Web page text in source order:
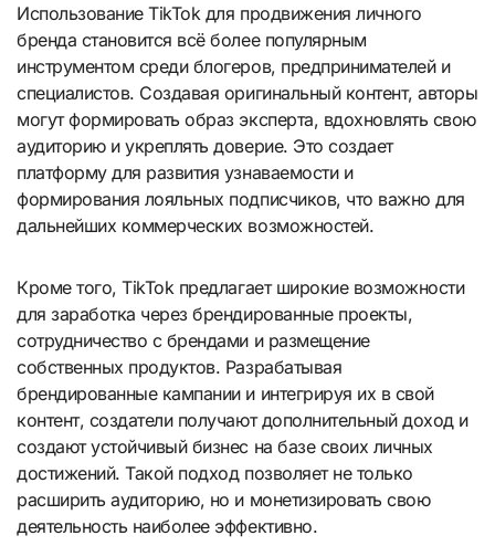
Использование TikTok для продвижения личного
бренда становится всё более популярным
инструментом среди блогеров, предпринимателей и
специалистов. Создавая оригинальный контент, авторы
могут формировать образ эксперта, вдохновлять свою
аудиторию и укреплять доверие. Это создает
платформу для развития узнаваемости и
формирования лояльных подписчиков, что важно для
дальнейших коммерческих возможностей.
Кроме того, TikTok предлагает широкие возможности
для заработка через брендированные проекты,
сотрудничество с брендами и размещение
собственных продуктов. Разрабатывая
брендированные кампании и интегрируя их в свой
контент, создатели получают дополнительный доход и
создают устойчивый бизнес на базе своих личных
достижений. Такой подход позволяет не только
расширить аудиторию, но и монетизировать свою
деятельность наиболее эффективно.